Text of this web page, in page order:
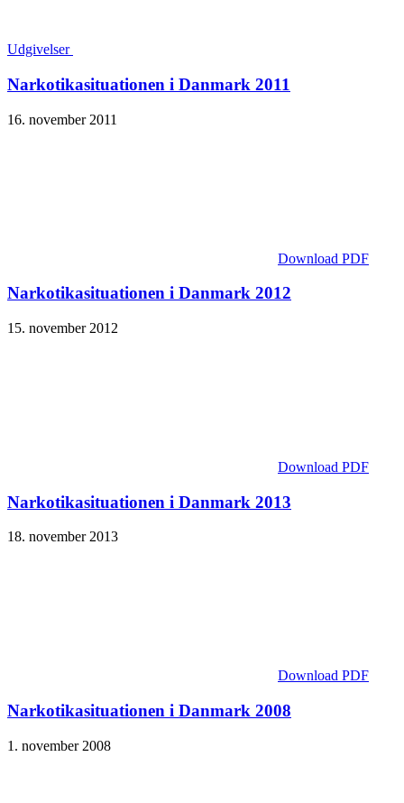
Udgivelser
Narkotika­situationen i Danmark 2011
16. november 2011
Download PDF
Narkotika­situationen i Danmark 2012
15. november 2012
Download PDF
Narkotika­situationen i Danmark 2013
18. november 2013
Download PDF
Narkotika­situationen i Danmark 2008
1. november 2008